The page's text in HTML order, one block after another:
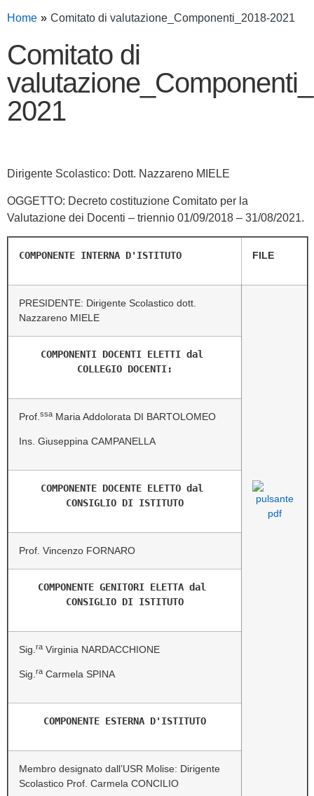
Home Comitato di valutazione_Componenti_2018-2021
Comitato di
2021
Dirigente Scolastico: Dott. Nazzareno MIELE
OGGETTO: Decreto costituzione Comitato per la
Valutazione dei Docenti – triennio 01/09/2018 – 31/08/2021.
COMPONENTE INTERNA D'ISTITUTO FILE
PRESIDENTE: Dirigente Scolastico dott.
Nazzareno MIELE
COMPONENTI DOCENTI ELETTI dal
COLLEGIO DOCENTI:
Prof. ssa Maria Addolorata DI BARTOLOMEO
Ins. Giuseppina CAMPANELLA
COMPONENTE DOCENTE ELETTO dal
CONSIGLIO DI ISTITUTO
Prof. Vincenzo FORNARO
COMPONENTE GENITORI ELETTA dal
CONSIGLIO DI ISTITUTO
Sig. ra Virginia NARDACCHIONE
Sig.ra Carmela SPINA
COMPONENTE ESTERNA D'ISTITUTO
Membro designato dall’USR Molise: Dirigente
Scolastico Prof. Carmela CONCILIO